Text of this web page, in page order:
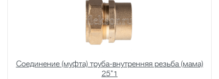
Соединение (муфта) труба-внутренняя резьба (мама)
25*1